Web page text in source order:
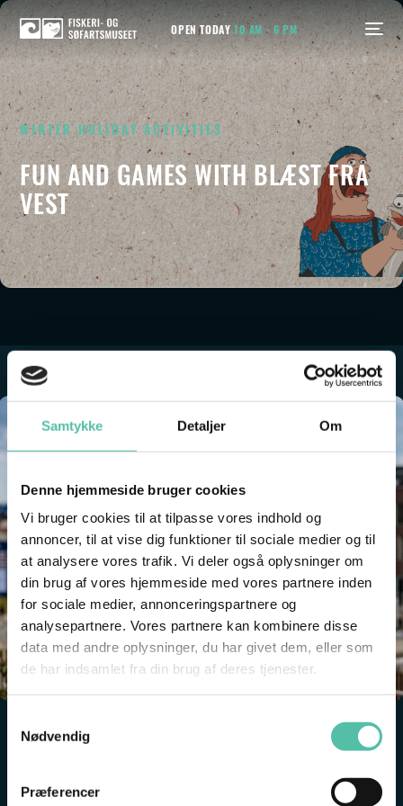
Samtykke Detaljer Om
Denne hjemmeside bruger cookies
Vi bruger cookies til at tilpasse vores indhold og
annoncer, til at vise dig funktioner til sociale medier og til
at analysere vores trafik. Vi deler også oplysninger om
din brug af vores hjemmeside med vores partnere inden
for sociale medier, annonceringspartnere og
analysepartnere. Vores partnere kan kombinere disse
data med andre oplysninger, du har givet dem, eller som
de har indsamlet fra din brug af deres tjenester.
Nødvendig
Præferencer
OPEN TODAY10 AM - 6 PM
WINTER HOLIDAY ACTIVITIES
FUN AND GAMESWITHBLÆST FRA
VEST
It’s all fun and games when Blæst fra Vest visits the
Fisheries and Maritime Museum.